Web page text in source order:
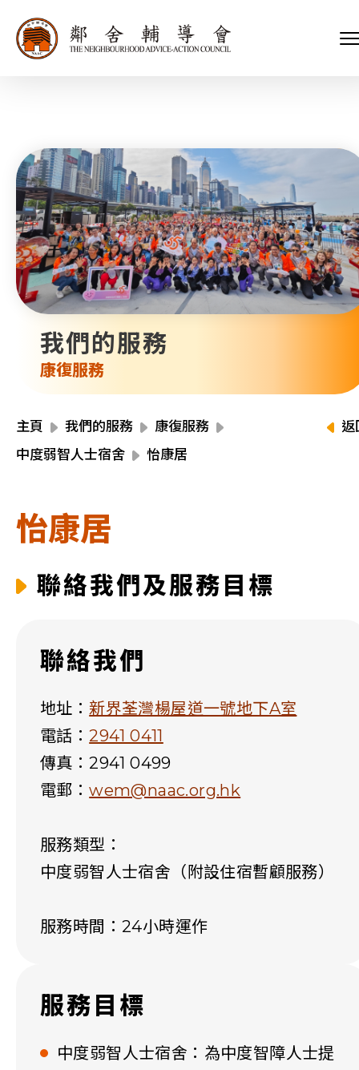
我們的服務
康復服務
主頁 我們的服務
康復服務
中度弱智人士宿舍
怡康居
返
怡康居
聯絡我們及服務目標
聯絡我們
地址：新界荃灣楊屋道一號地下A室
電話： 2941 0411
傳真：2941 0499
電郵：wem@naac.org.hk
服務類型：
中度弱智人士宿舍（附設住宿暫顧服務）
服務時間：24小時運作
服務目標
中度弱智人士宿舍：為中度智障人士提
會長、副會長
執行委員會及總幹事
招標項目
關於我們
家庭及兒童福利服務
青少年服務
內地服務
教育服務
醫療衞生服務
社會企業
我們的服務
我們的夥伴
捐款方法
支持我們
新聞稿及媒體報導
會訊及刊物
活動報名
加入我們